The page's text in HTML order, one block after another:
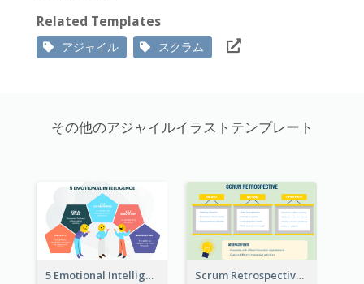
Related Templates
アジャイル スクラム
その他のアジャイルイラストテンプレート
5 Emotional Intelligence Illustration Scrum Retrospective Meeting Questions